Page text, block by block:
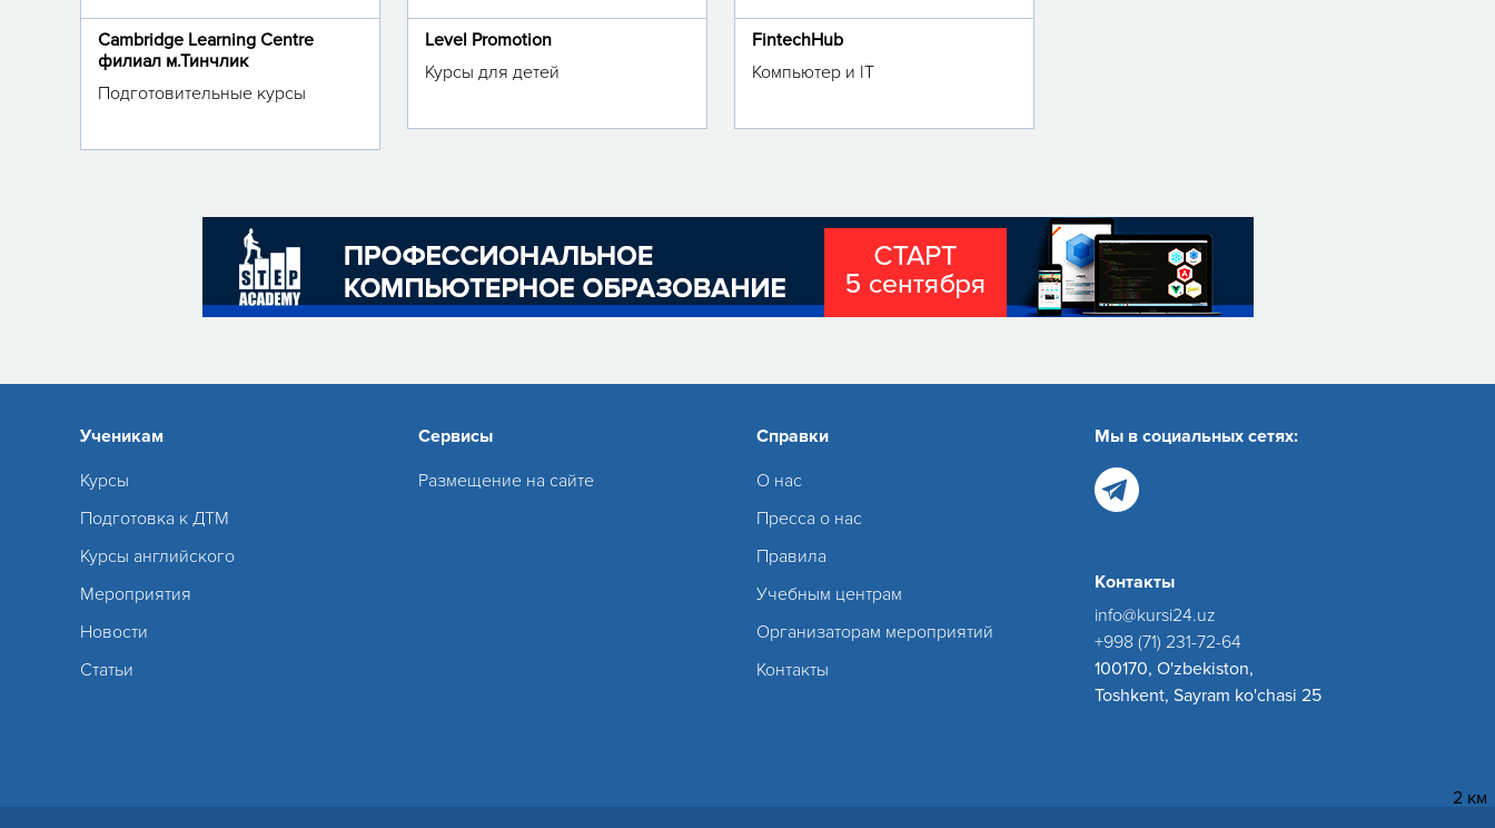
2 км
Cambridge Learning Centre
филиал м.Тинчлик
Подготовительные курсы
Level Promotion
Курсы для детей
FintechHub
Компьютер и IT
Ученикам
Курсы
Подготовка к ДТМ
Курсы английского
Мероприятия
Новости
Статьи
Сервисы
Размещение на сайте
Справки
О нас
Пресса о нас
Правила
Учебным центрам
Организаторам мероприятий
Контакты
Мы в социальных сетях:
Контакты
info@kursi24.uz
+998 (71) 231-72-64
100170, O'zbekiston,
Toshkent, Sayram ko'chasi 25